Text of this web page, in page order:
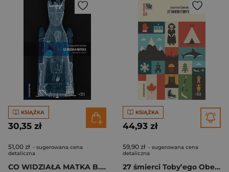
KSIĄŻKA
30,35 zł
51,00 zł - sugerowana cena
detaliczna
CO WIDZIAŁA MATKA B. Opowieści z Barda
KSIĄŻKA
44,93 zł
59,90 zł - sugerowana cena
detaliczna
27 śmierci Toby’ego Obeda